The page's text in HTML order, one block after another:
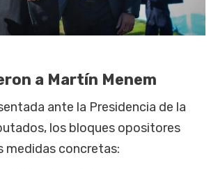
a Martín Menem
ante la Presidencia de la
los bloques opositores
medidas concretas: